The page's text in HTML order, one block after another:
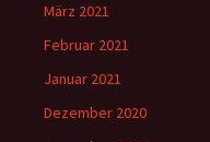
März 2021
Februar 2021
Januar 2021
Dezember 2020